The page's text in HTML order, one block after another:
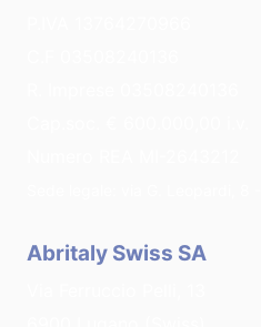
Abritaly Swiss SA